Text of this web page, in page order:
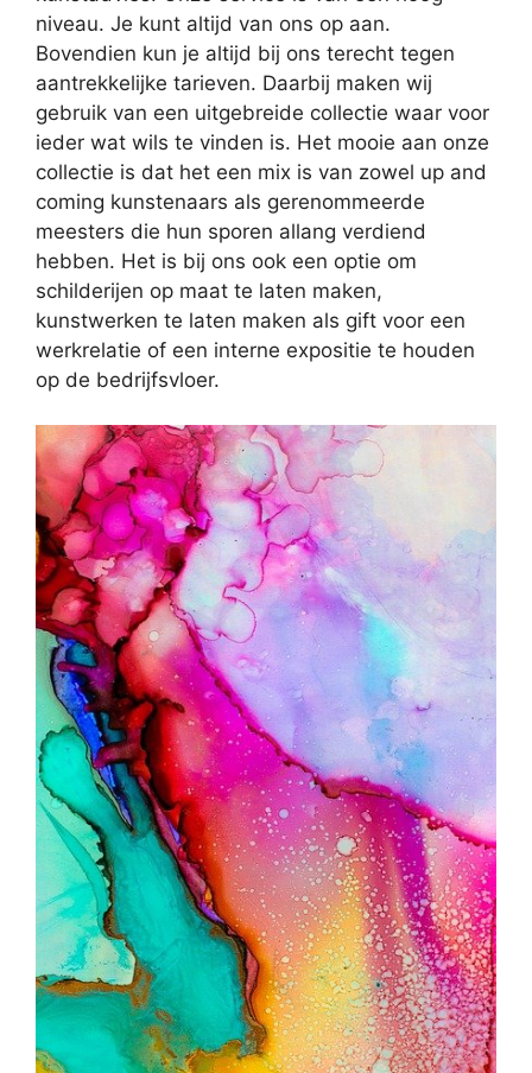
niveau. Je kunt altijd van ons op aan.
Bovendien kun je altijd bij ons terecht tegen
aantrekkelijke tarieven. Daarbij maken wij
gebruik van een uitgebreide collectie waar voor
ieder wat wils te vinden is. Het mooie aan onze
collectie is dat het een mix is van zowel up and
coming kunstenaars als gerenommeerde
meesters die hun sporen allang verdiend
hebben. Het is bij ons ook een optie om
schilderijen op maat te laten maken,
kunstwerken te laten maken als gift voor een
werkrelatie of een interne expositie te houden
op de bedrijfsvloer.